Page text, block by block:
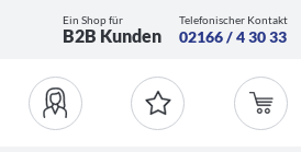
Ein Shop für
B2B Kunden
Telefonischer Kontakt
02166 / 4 30 33